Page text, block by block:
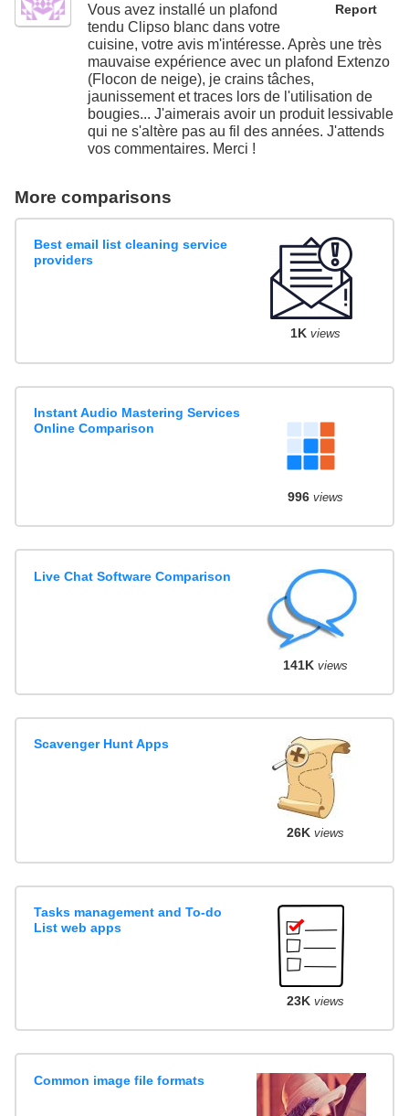
Report
Vous avez installé un plafond
tendu Clipso blanc dans votre
cuisine, votre avis m'intéresse. Après une très
mauvaise expérience avec un plafond Extenzo
(Flocon de neige), je crains tâches,
jaunissement et traces lors de l'utilisation de
bougies... J'aimerais avoir un produit lessivable
qui ne s'altère pas au fil des années. J'attends
vos commentaires. Merci !
More comparisons
Best email list cleaning service
providers
1K views
Instant Audio Mastering Services
Online Comparison
996views
Live Chat Software Comparison
141K views
Scavenger Hunt Apps
26K views
Tasks management and To-do
List web apps
23K views
Common image file formats